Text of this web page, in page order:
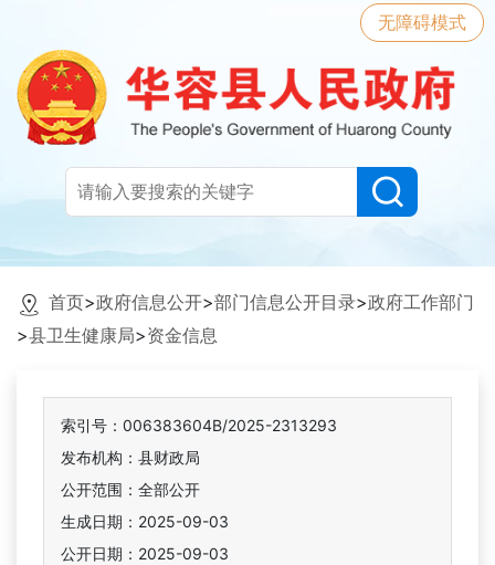
无障碍模式
首页>政府信息公开>部门信息公开目录>政府工作部门
>县卫生健康局>资金信息
索引号：006383604B/2025-2313293
发布机构：县财政局
公开范围：全部公开
生成日期：2025-09-03
公开日期：2025-09-03